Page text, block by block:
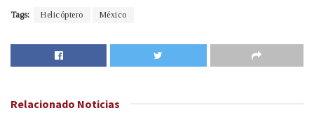
Tags: Helicóptero México
Relacionado Noticias